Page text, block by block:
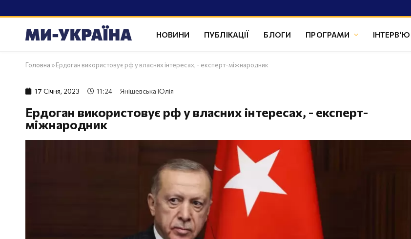
НОВИНИ ПУБЛІКАЦІЇ БЛОГИ ПРОГРАМИ ІНТЕРВ'Ю
Головна »Ердоган використовує рф у власних інтересах, - експерт-міжнародник
17 Сiчня, 2023 11:24 Янішевська Юлія
Ердоган використовує рф у власних інтересах, - експерт-
міжнародник